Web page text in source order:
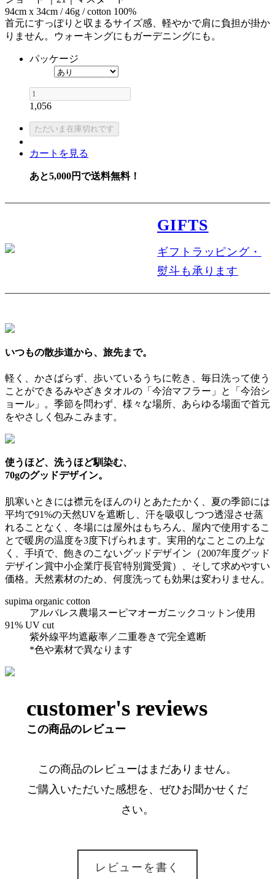
94cm x 34cm / 46g / cotton 100%
首元にすっぽりと収まるサイズ感、軽やかで肩に負担が掛か
りません。ウォーキングにもガーデニングにも。
パッケージ
1,056
カートを見る
あと5,000円で送料無料！
GIFTS
ギフトラッピング・
熨斗も承ります
いつもの散歩道から、旅先まで。
軽く、かさばらず、歩いているうちに乾き、毎日洗って使う
ことができるみやざきタオルの「今治マフラー」と「今治シ
ョール」。季節を問わず、様々な場所、あらゆる場面で首元
をやさしく包みこみます。
使うほど、洗うほど馴染む、
70gのグッドデザイン。
肌寒いときには襟元をほんのりとあたたかく、夏の季節には
平均で91%の天然UVを遮断し、汗を吸収しつつ透湿させ蒸
れることなく、冬場には屋外はもちろん、屋内で使用するこ
とで暖房の温度を3度下げられます。実用的なことこの上な
く、手頃で、飽きのこないグッドデザイン（2007年度グッド
デザイン賞中小企業庁長官特別賞受賞）、そして求めやすい
価格。天然素材のため、何度洗っても効果は変わりません。
supima organic cotton
アルバレス農場スーピマオーガニックコットン使用
91% UV cut
紫外線平均遮蔽率／二重巻きで完全遮断
*色や素材で異なります
customer's reviews
この商品のレビュー
この商品のレビューはまだありません。
ご購入いただいた感想を、ぜひお聞かせくだ
さい。
レビューを書く